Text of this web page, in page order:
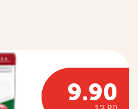
9.90